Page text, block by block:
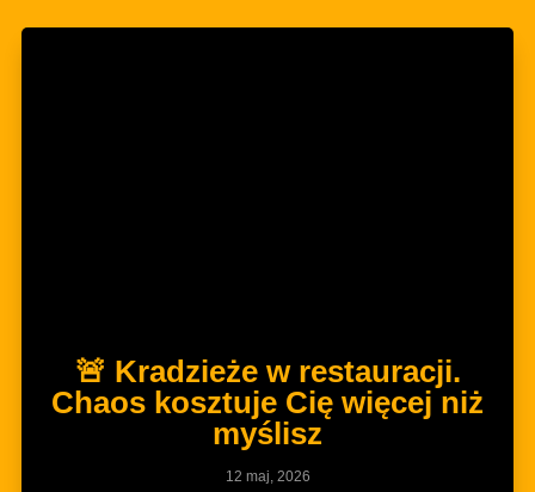
🚨 Kradzieże w restauracji.
Chaos kosztuje Cię więcej niż
myślisz
12 maj, 2026